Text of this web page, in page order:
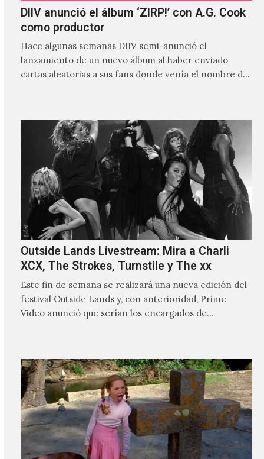
DIIV anunció el álbum ‘ZIRP!’ con A.G. Cook
como productor
Hace algunas semanas DIIV semi-anunció el
lanzamiento de un nuevo álbum al haber enviado
cartas aleatorias a sus fans donde venía el nombre de
Outside Lands Livestream: Mira a Charli
XCX, The Strokes, Turnstile y The xx
Este fin de semana se realizará una nueva edición del
festival Outside Lands y, con anterioridad, Prime
Video anunció que serían los encargados de